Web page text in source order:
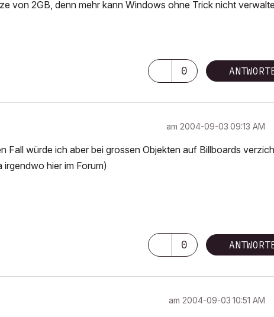
von 2GB, denn mehr kann Windows ohne Trick nicht
0
am ‎2004-09-03 09:13 AM
Fall würde ich aber bei grossen Objekten auf Billboards
irgendwo hier im Forum)
0
am ‎2004-09-03 10:51 AM